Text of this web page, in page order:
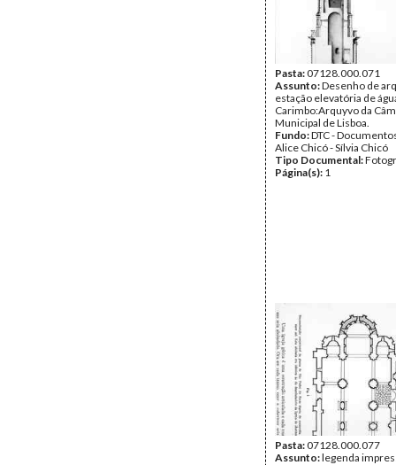
Pasta:07128.000.071
Assunto:Desenho de
estação elevatória de
Carimbo:Arquyvo da
Municipal de Lisboa.
Fundo:DTC -
Alice Chicó - Sílvia Chicó
Tipo Documental:
Página(s): 1
Pasta:07128.000.077
Assunto:legenda